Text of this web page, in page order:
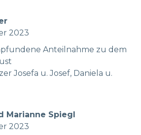
2023
Anteilnahme zu dem
Josefa u. Josef, Daniela u.
Marianne Spiegl
2023